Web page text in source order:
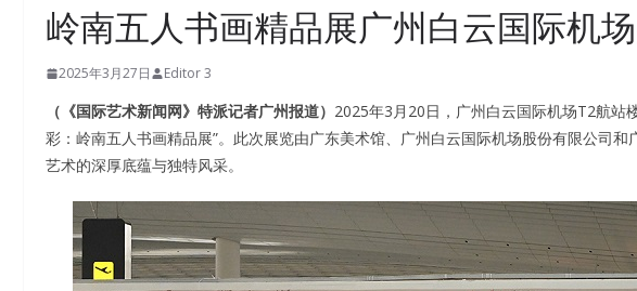
岭南五人书画精品展广州白云国际机
2025年3月27日 Editor 3
（《国际艺术新闻网》特派记者广州报道） 2025年3月20日，广州白云国际机场T2航
彩：岭南五人书画精品展”。此次展览由广东美术馆、广州白云国际机场股份有限公司
艺术的深厚底蕴与独特风采。